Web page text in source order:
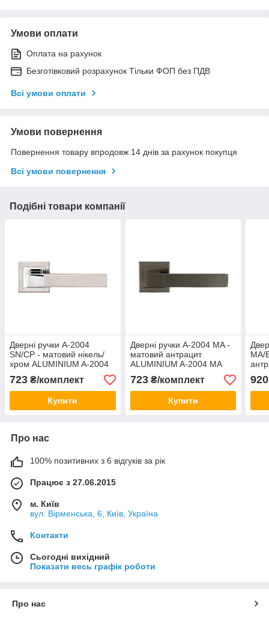
Умови оплати
Оплата на рахунок
Безготівковий розрахунок Тільки ФОП без ПДВ
Всі умови оплати
Умови повернення
Повернення товару впродовж 14 днів за рахунок покупця
Всі умови повернення
Подібні товари компанії
Дверні ручки A-2004
SN/CP - матовий нікель/
хром ALUMINIUM A-2004
SN/CP LINDE Китай
723 ₴/комплект
Купити
Дверні ручки A-2004 MA -
матовий антрацит
ALUMINIUM A-2004 MA
LINDE Китай
723₴/комплект
Купити
MA/
MA/
920
Про нас
100% позитивних з 6 відгуків за рік
Працює з 27.06.2015
м. Київ
вул. Вірменська, 6, Київ, Україна
Контакти
Сьогодні вихідний
Показати весь графік роботи
Про нас